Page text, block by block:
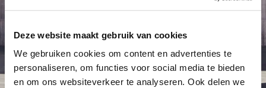
Deze website maakt gebruik van cookies
We gebruiken cookies om content en advertenties te
personaliseren, om functies voor social media te bieden
en om ons websiteverkeer te analyseren. Ook delen we